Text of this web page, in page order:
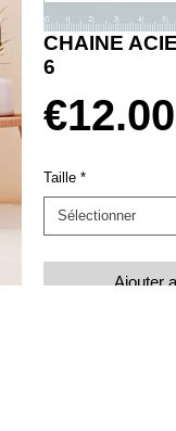
CHAINE
6
€12.00
Taille *
Ajouter